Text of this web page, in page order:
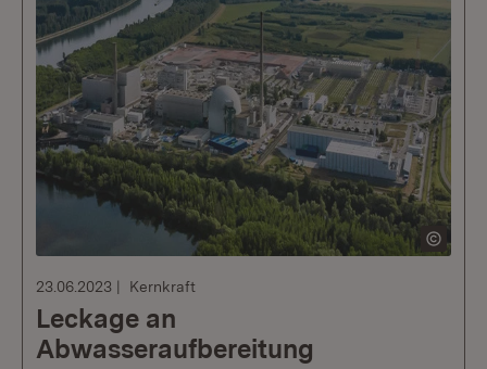
23.06.2023 Kernkraft
Leckage an
Abwasseraufbereitung